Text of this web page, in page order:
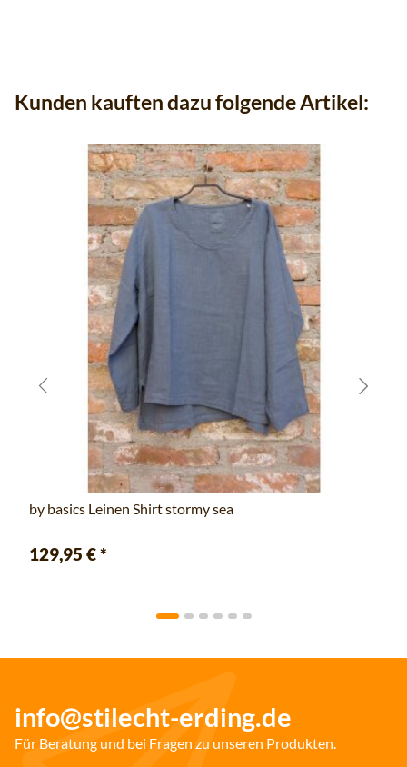
Kunden kauften dazu folgende Artikel:
by basics Leinen Shirt stormy sea
129,95 €*
info@stilecht-erding.de
Für Beratung und bei Fragen zu unseren Produkten.